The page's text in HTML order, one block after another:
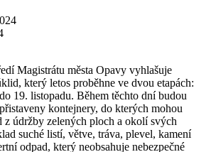
Magistrátu města Opavy vyhlašuje
který letos proběhne ve dvou etapách:
19. listopadu. Během těchto dní budou
kontejnery, do kterých mohou
z údržby zelených ploch a okolí svých
suché listí, větve, tráva, plevel, kamení
odpad, který neobsahuje nebezpečné